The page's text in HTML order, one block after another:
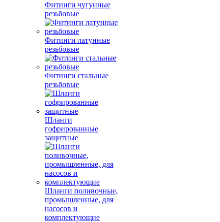
Фитинги чугунные
резьбовые
Фитинги латунные
резьбовые
Фитинги стальные
резьбовые
Шланги
гофрированные
защитные
Шланги поливочные,
промышленные, для
насосов и
комплектующие